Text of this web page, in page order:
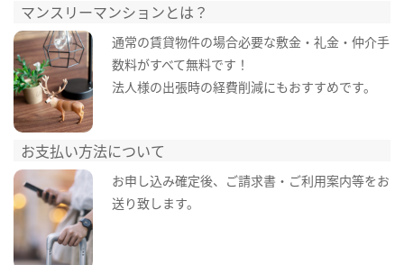
マンスリーマンションとは？
通常の賃貸物件の場合必要な敷金・礼金・仲介手
数料がすべて無料です！
法人様の出張時の経費削減にもおすすめです。
お支払い方法について
お申し込み確定後、ご請求書・ご利用案内等をお
送り致します。